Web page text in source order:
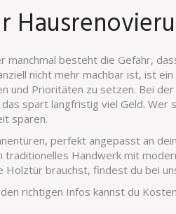
manchmal besteht die Gefahr,
nicht mehr machbar ist, ist
und Prioritäten zu setzen. Bei
spart langfristig viel Geld. Wer
sparen.
perfekt angepasst an
Handwerk mit
brauchst, findest du bei
richtigen Infos kannst du